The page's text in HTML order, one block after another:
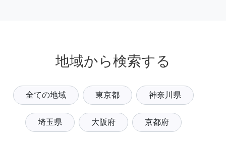
地域から検索する
全ての地域 東京都 神奈川県
埼玉県 大阪府 京都府